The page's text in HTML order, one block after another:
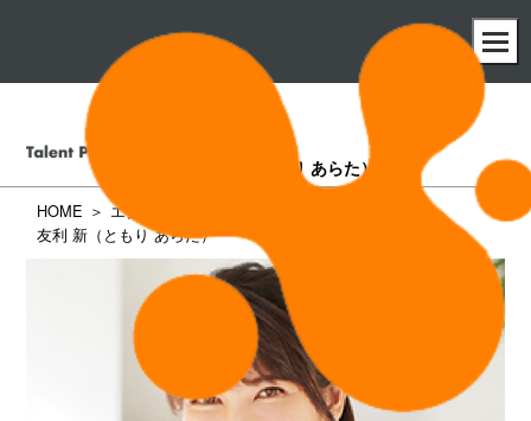
（ともり あらた）
HOME
エクステンション所属タレント一覧
友利 新（ともり あらた）